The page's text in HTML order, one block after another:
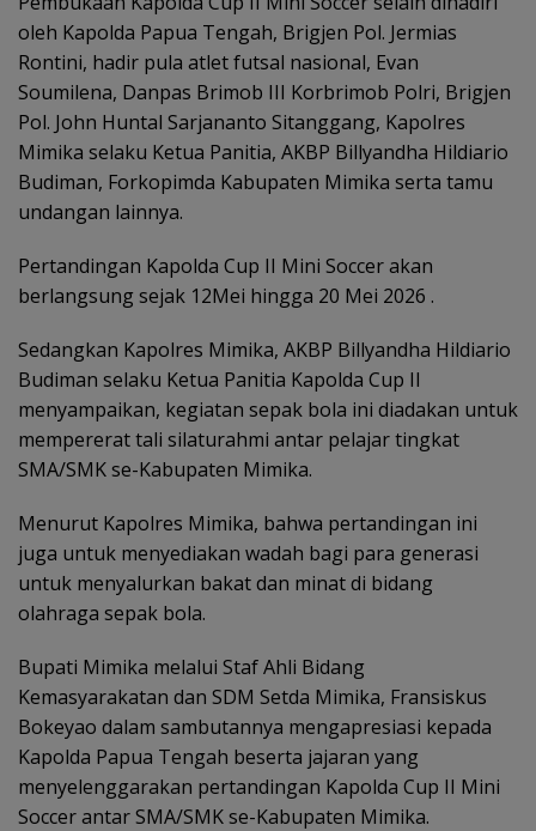
oleh Kapolda Papua Tengah, Brigjen Pol. Jermias
Rontini, hadir pula atlet futsal nasional, Evan
Soumilena, Danpas Brimob III Korbrimob Polri, Brigjen
Pol. John Huntal Sarjananto Sitanggang, Kapolres
Mimika selaku Ketua Panitia, AKBP Billyandha Hildiario
Budiman, Forkopimda Kabupaten Mimika serta tamu
undangan lainnya.
Pertandingan Kapolda Cup II Mini Soccer akan
berlangsung sejak 12Mei hingga 20 Mei 2026 .
Sedangkan Kapolres Mimika, AKBP Billyandha Hildiario
Budiman selaku Ketua Panitia Kapolda Cup II
menyampaikan, kegiatan sepak bola ini diadakan untuk
mempererat tali silaturahmi antar pelajar tingkat
SMA/SMK se-Kabupaten Mimika.
Menurut Kapolres Mimika, bahwa pertandingan ini
juga untuk menyediakan wadah bagi para generasi
untuk menyalurkan bakat dan minat di bidang
olahraga sepak bola.
Bupati Mimika melalui Staf Ahli Bidang
Kemasyarakatan dan SDM Setda Mimika, Fransiskus
Bokeyao dalam sambutannya mengapresiasi kepada
Kapolda Papua Tengah beserta jajaran yang
menyelenggarakan pertandingan Kapolda Cup II Mini
Soccer antar SMA/SMK se-Kabupaten Mimika.